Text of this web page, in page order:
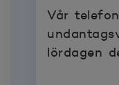
Vår
lördagen